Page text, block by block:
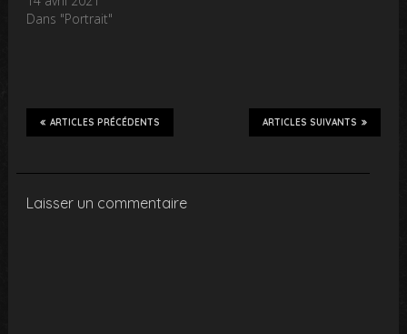
Dans "Portrait"
ARTICLES SUIVANTS
ARTICLES PRÉCÉDENTS
Laisser un commentaire